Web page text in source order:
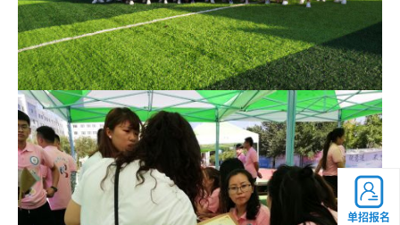
单招报名